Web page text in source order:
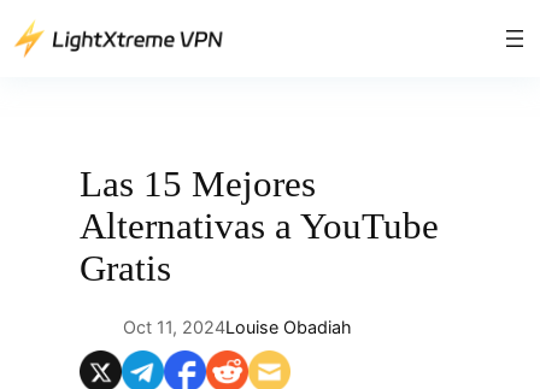
Saltar
Las 15 Mejores
Alternativas a YouTube
Gratis
Oct 11, 2024Louise Obadiah